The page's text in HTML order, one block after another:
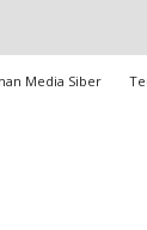
Media Siber